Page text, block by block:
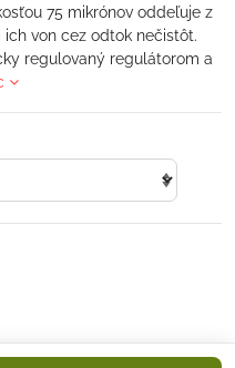
75 mikrónov oddeľuje z
von cez odtok nečistôt.
regulovaný regulátorom a